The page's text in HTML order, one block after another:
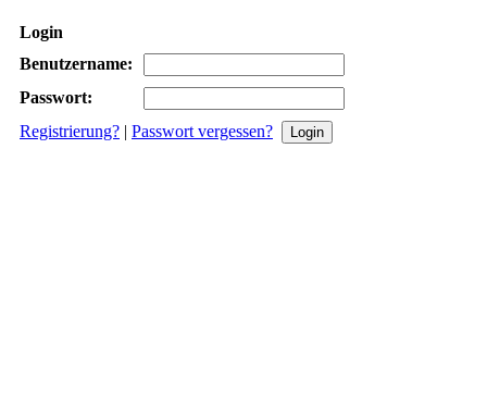
Login
Benutzername:
Passwort:
Registrierung? | Passwort vergessen?